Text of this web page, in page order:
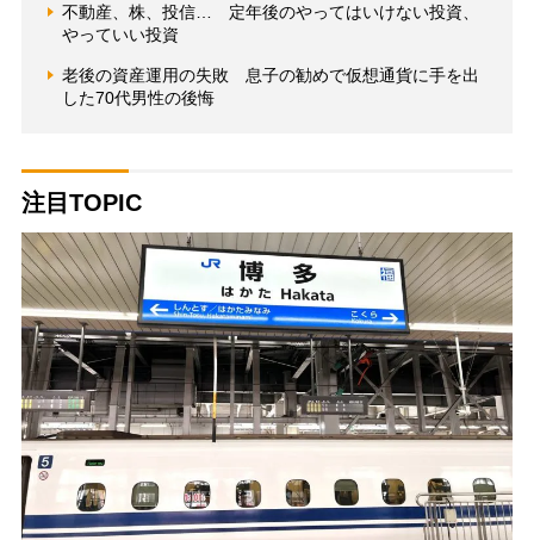
不動産、株、投信… 定年後のやってはいけない投資、
やっていい投資
老後の資産運用の失敗 息子の勧めで仮想通貨に手を出
した70代男性の後悔
注目TOPIC